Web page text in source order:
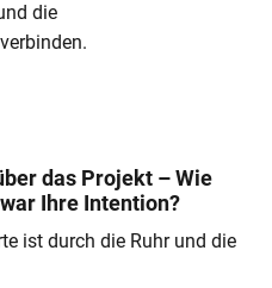
die
das Projekt – Wie
Ihre Intention?
ist durch die Ruhr und die